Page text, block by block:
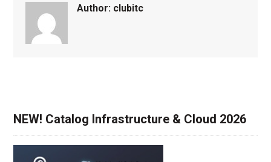
Author: clubitc
NEW! Catalog Infrastructure & Cloud 2026